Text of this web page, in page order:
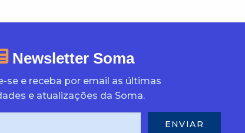
Newsletter Soma
se e receba por email as últimas
e atualizações da Soma.